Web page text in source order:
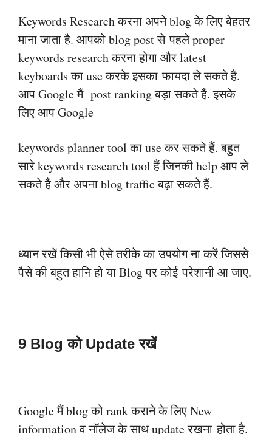
Keywords Research करना अपने blog के लिए बेहतर
माना जाता है. आपको blog post सेपहले proper
keywords research करना होगा और latest
keyboards का use करके इसकाफायदा ले सकते हैं.
आप Google मैं post ranking बड़ा सकते हैं. इसके
लिए आप Google
keywords planner tool का use कर सकते हैं. बहुत
सारे keywords research tool हैं जिनकीhelp आप ले
सकते हैं और अपना blog traffic बढ़ा सकते हैं.
ध्यान रखें किसी भी ऐसे तरीके का उपयोग ना करें जिससे
पैसे की बहुत हानि हो या Blog पर कोईपरेशानी आ जाए.
9 Blog को Update रखें
Google मैं blog को rank कराने के लिए New
information व नॉलेज के साथ update रखनाहोता है.